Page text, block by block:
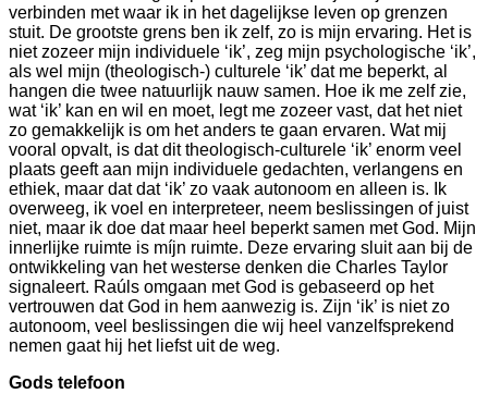
verbinden met waar ik in het dagelijkse leven op grenzen
stuit. De grootste grens ben ik zelf, zo is mijn ervaring. Het is
niet zozeer mijn individuele ‘ik’, zeg mijn psychologische ‘ik’,
als wel mijn (theologisch-) culturele ‘ik’ dat me beperkt, al
hangen die twee natuurlijk nauw samen. Hoe ik me zelf zie,
wat ‘ik’ kan en wil en moet, legt me zozeer vast, dat het niet
zo gemakkelijk is om het anders te gaan ervaren. Wat mij
vooral opvalt, is dat dit theologisch-culturele ‘ik’ enorm veel
plaats geeft aan mijn individuele gedachten, verlangens en
ethiek, maar dat dat ‘ik’ zo vaak autonoom en alleen is. Ik
overweeg, ik voel en interpreteer, neem beslissingen of juist
niet, maar ik doe dat maar heel beperkt samen met God. Mijn
innerlijke ruimte is míjn ruimte. Deze ervaring sluit aan bij de
ontwikkeling van het westerse denken die Charles Taylor
signaleert. Raúls omgaan met God is gebaseerd op het
vertrouwen dat God in hem aanwezig is. Zijn ‘ik’ is niet zo
autonoom, veel beslissingen die wij heel vanzelfsprekend
nemen gaat hij het liefst uit de weg.
Gods telefoon